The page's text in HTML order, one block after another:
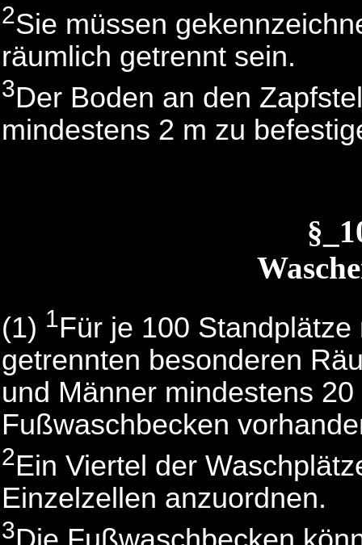
2Sie müssen
räumlich getrennt sein.
3Der Boden an den
mindestens 2 m zu
(1) 1Für je 100
getrennten besonderen
und Männer mindestens
Fußwaschbecken
2Ein Viertel der
Einzelzellen anzuordnen.
3